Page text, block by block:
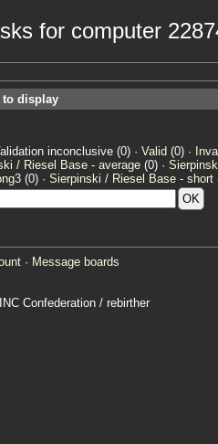
for computer
to display
inconclusive (0) · Valid (0) ·
/ Riesel Base - average(0) ·
(0) · Sierpinski / Riesel Base - short
· Message boards
Confederation / rebirther